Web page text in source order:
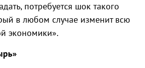
потребуется шок такого
в любом случае изменит всю
экономики».